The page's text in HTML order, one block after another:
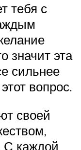
тебя с
значит эта
сильнее
вопрос.
своей
С каждой